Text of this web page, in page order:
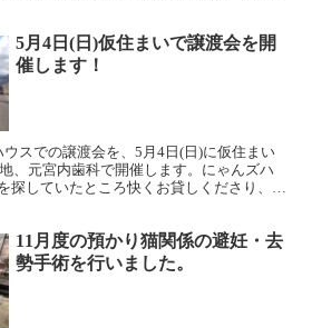
5月4日(日)仮住まいで譲渡会を開
催します！
スでの譲渡会を、5月4日(日)に仮住まい
、元宮内歯科で開催します。にゃんズハ
探していたところ快くお貸しくださり、い
11月度の預かり猫関係の避妊・去
勢手術を行いました。